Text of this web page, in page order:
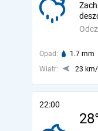
Opad: 1.7 mm
Wiatr:
23
22:00